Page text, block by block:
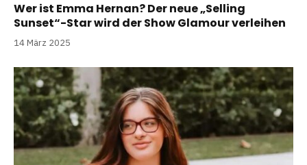
Wer ist Emma Hernan? Der neue „Selling
Sunset“-Star wird der Show Glamour verleihen
14 März 2025